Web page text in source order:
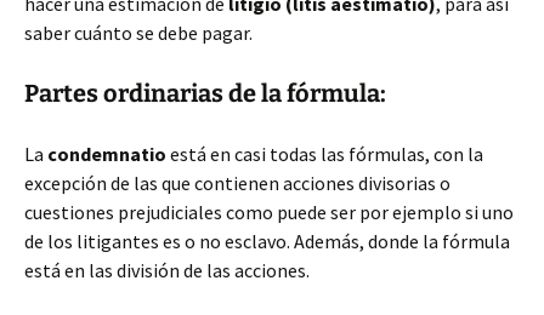
saber cuánto se debe pagar.
Partes ordinarias de la fórmula:
La condemnatio está en casi todas las fórmulas, con la
excepción de las que contienen acciones divisorias o
cuestiones prejudiciales como puede ser por ejemplo si uno
de los litigantes es o no esclavo. Además, donde la fórmula
está en las división de las acciones.